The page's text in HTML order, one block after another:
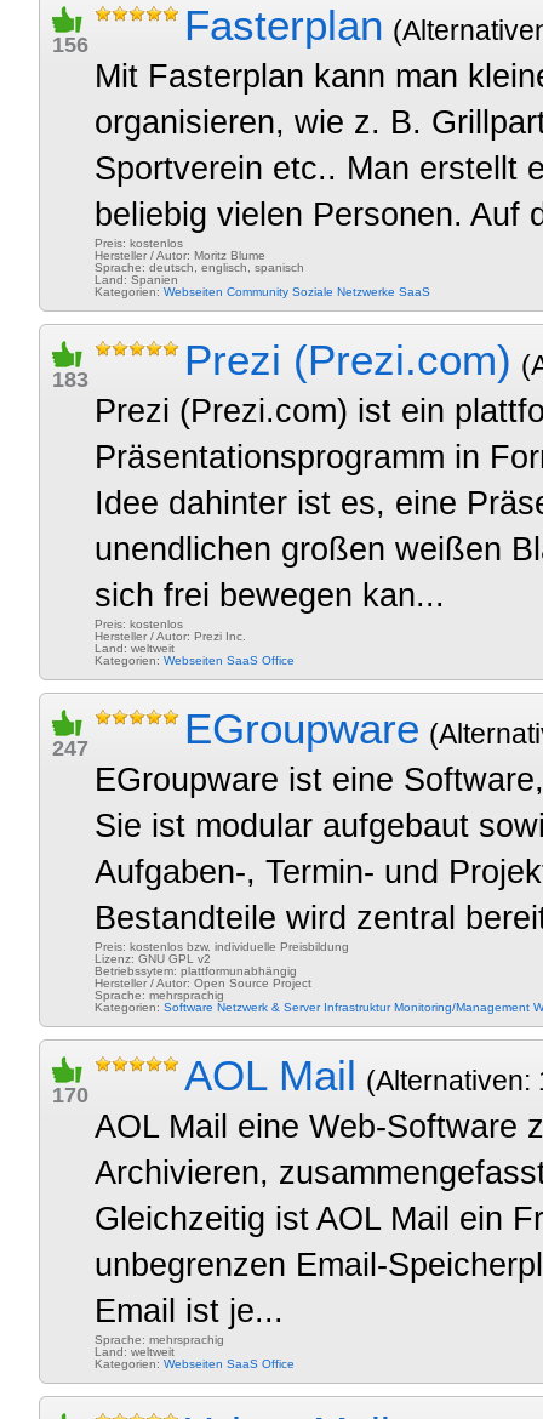
156 Fasterplan
Mit Fasterplan kann man
organisieren, wie z. B.
Sportverein etc.. Man erstellt
beliebig vielen Personen. Auf
Preis: kostenlos
Hersteller / Autor: Moritz Blume
Sprache: deutsch, englisch, spanisch
Land: Spanien
Kategorien: Webseiten Community Soziale Netzwerke SaaS
183 Prezi (Prezi.com)
Prezi (Prezi.com) ist ein
Präsentationsprogramm in
Idee dahinter ist es, eine
unendlichen großen weißen
sich frei bewegen kan...
Preis: kostenlos
Hersteller / Autor: Prezi Inc.
Land: weltweit
Kategorien: Webseiten SaaS Office
247 EGroupware
EGroupware ist eine
Sie ist modular aufgebaut
Aufgaben-, Termin- und
Bestandteile wird zentral
Preis: kostenlos bzw. individuelle Preisbildung
Lizenz: GNU GPL v2
Betriebssytem: plattformunabhängig
Hersteller / Autor: Open Source Project
Sprache: mehrsprachig
Kategorien: Software Netzwerk & Server Infrastruktur Monitoring/Management
170 AOL Mail (Alternativen:
AOL Mail eine Web-Software
Archivieren,
Gleichzeitig ist AOL Mail ein
unbegrenzen Email-
Email ist je...
Sprache: mehrsprachig
Land: weltweit
Kategorien: Webseiten SaaS Office